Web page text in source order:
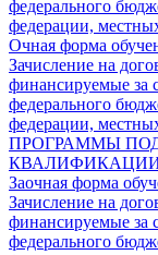
федерального
федерации,
Очная форма
Зачисление на
финансируемые за
федерального
федерации,
ПРОГРАММЫ
Заочная форма
Зачисление на
финансируемые за
федерального